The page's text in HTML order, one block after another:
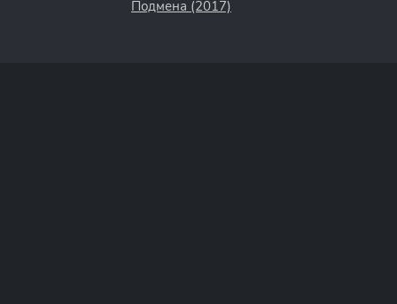
Подмена (2017)